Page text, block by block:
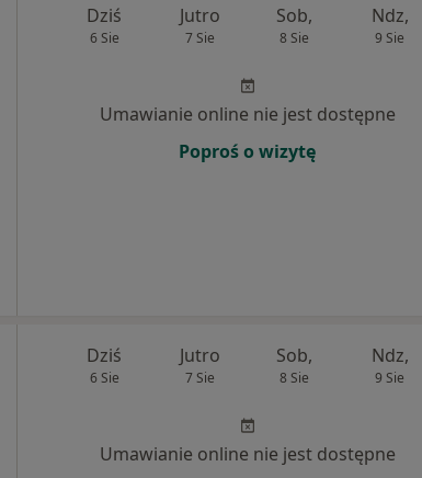
Dziś
6 Sie
Jutro
7 Sie
Sob,
8 Sie
Ndz,
9 Sie
Umawianie online nie jest dostępne
Poproś o wizytę
Dziś
6 Sie
Jutro
7 Sie
Sob,
8 Sie
Ndz,
9 Sie
Umawianie online nie jest dostępne